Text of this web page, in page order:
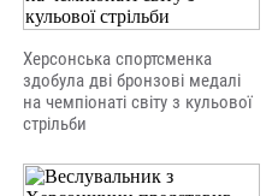
Херсонська спортсменка
здобула дві бронзові медалі
на чемпіонаті світу з кульової
стрільби